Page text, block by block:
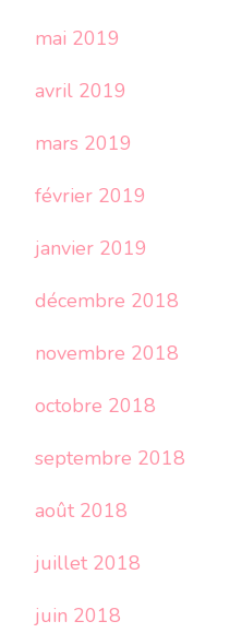
mai 2019
avril 2019
mars 2019
février 2019
janvier 2019
décembre 2018
novembre 2018
octobre 2018
septembre 2018
août 2018
juillet 2018
juin 2018